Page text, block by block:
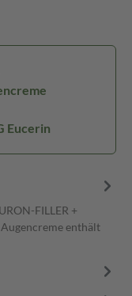
Eucerin
FILLER +
enthält